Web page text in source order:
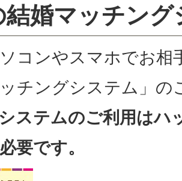
婚マッチング
コンやスマホでお相
チングシステム」の
システムのご利用は
要です。